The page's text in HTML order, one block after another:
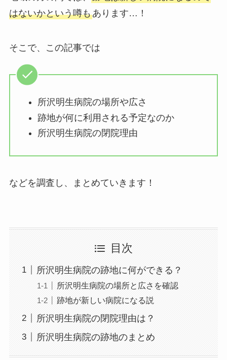
はないかという噂もあります…！
そこで、この記事では
所沢明生病院の場所や広さ
跡地が何に利用される予定なのか
所沢明生病院の閉院理由
などを調査し、まとめていきます！
目次
所沢明生病院の跡地に何ができる？
所沢明生病院の場所と広さを確認
跡地が新しい病院になる説
所沢明生病院の閉院理由は？
所沢明生病院の跡地のまとめ